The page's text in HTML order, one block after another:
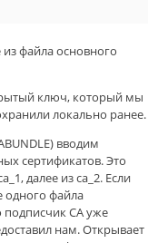
файла основного
ключ, который мы
локально ранее.
вводим
сертификатов. Это
далее из ca_2. Если
одного файла
подписчик CA уже
нам. Открывает